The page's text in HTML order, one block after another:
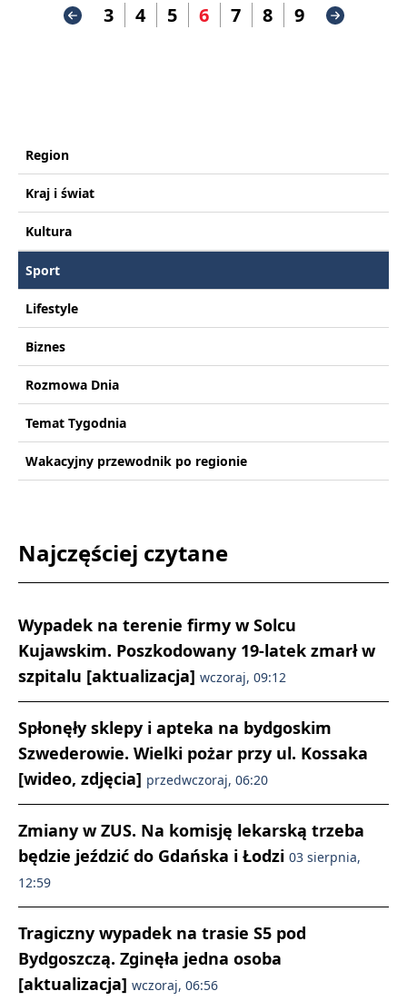
3 4 5 6 7 8 9
Region
Kraj i świat
Kultura
Sport
Lifestyle
Biznes
Rozmowa Dnia
Temat Tygodnia
Wakacyjny przewodnik po regionie
Najczęściej czytane
Wypadek na terenie firmy w Solcu
Kujawskim. Poszkodowany 19-latek zmarł w
szpitalu [aktualizacja] wczoraj, 09:12
Spłonęły sklepy i apteka na bydgoskim
Szwederowie. Wielki pożar przy ul. Kossaka
[wideo, zdjęcia] przedwczoraj, 06:20
Zmiany w ZUS. Na komisję lekarską trzeba
będzie jeździć do Gdańska i Łodzi 03 sierpnia,
12:59
Tragiczny wypadek na trasie S5 pod
Bydgoszczą. Zginęła jedna osoba
[aktualizacja] wczoraj, 06:56